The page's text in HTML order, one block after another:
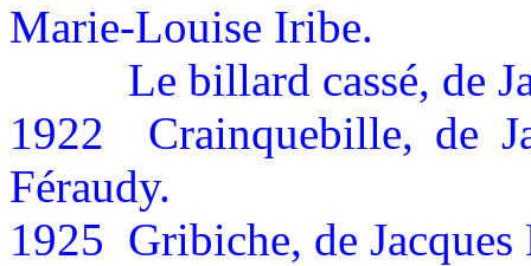
Marie-Louise Iribe.
Le billard cassé, de
1922
Crainquebille, de
Féraudy.
1925 Gribiche, de Jacques